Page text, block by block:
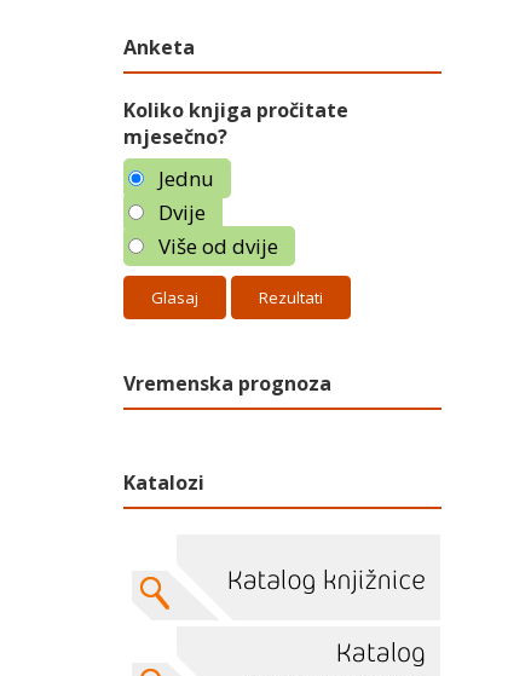
Anketa
Koliko knjiga pročitate
mjesečno?
Jednu
Dvije
Više od dvije
Rezultati
Vremenska prognoza
Katalozi